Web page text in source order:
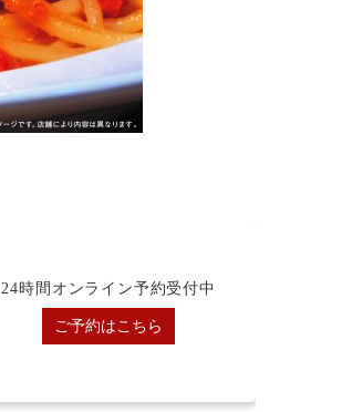
24時間オンライン予約受付中
ご予約はこちら